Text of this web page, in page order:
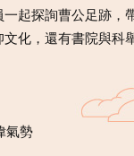
起探詢曹公足跡，
化，還有書院與科
氣勢